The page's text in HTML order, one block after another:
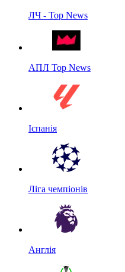
ЛЧ - Top News
АПЛ Top News
Іспанія
Ліга чемпіонів
Англія